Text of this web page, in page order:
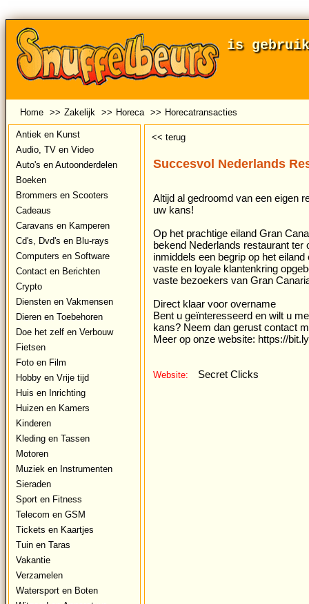
is
Home >> Zakelijk >> Horeca >> Horecatransacties
Antiek en Kunst
Audio, TV en Video
Auto's en Autoonderdelen
Boeken
Brommers en Scooters
Cadeaus
Caravans en Kamperen
Cd's, Dvd's en Blu-rays
Computers en Software
Contact en Berichten
Crypto
Diensten en Vakmensen
Dieren en Toebehoren
Doe het zelf en Verbouw
Fietsen
Foto en Film
Hobby en Vrije tijd
Huis en Inrichting
Huizen en Kamers
Kinderen
Kleding en Tassen
Motoren
Muziek en Instrumenten
Sieraden
Sport en Fitness
Telecom en GSM
Tickets en Kaartjes
Tuin en Taras
Vakantie
Verzamelen
Watersport en Boten
<< terug
Succesvol Nederlands
Altijd al gedroomd van een eigen
uw kans!
Op het prachtige eiland Gran
bekend Nederlands restaurant
inmiddels een begrip op het
vaste en loyale klantenkring
vaste bezoekers van Gran
Direct klaar voor overname
Bent u geïnteresseerd en wilt u
kans? Neem dan gerust contact
Meer op onze website: https://
Website: Secret Clicks